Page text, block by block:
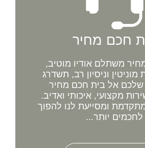
חכם מחיר
משתלם אודיו מוטיב,
וניסיון רב, תשדרג
אל בית חכם מחיר
מקצועי, איכותי ואדיב.
מתקדמת ומסייעת לנו להפוך
לחכמים יותר...